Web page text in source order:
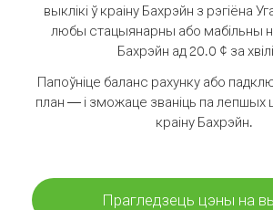
выклікі ў краіну Бахрэйн з рэгіёна
любы стацыянарны або мабільны
Бахрэйн ад 20.0 ¢ за
Папоўніце баланс рахунку або
план — і зможаце званіць па лепшых
краіну Бахрэйн.
Прагледзець цэны на